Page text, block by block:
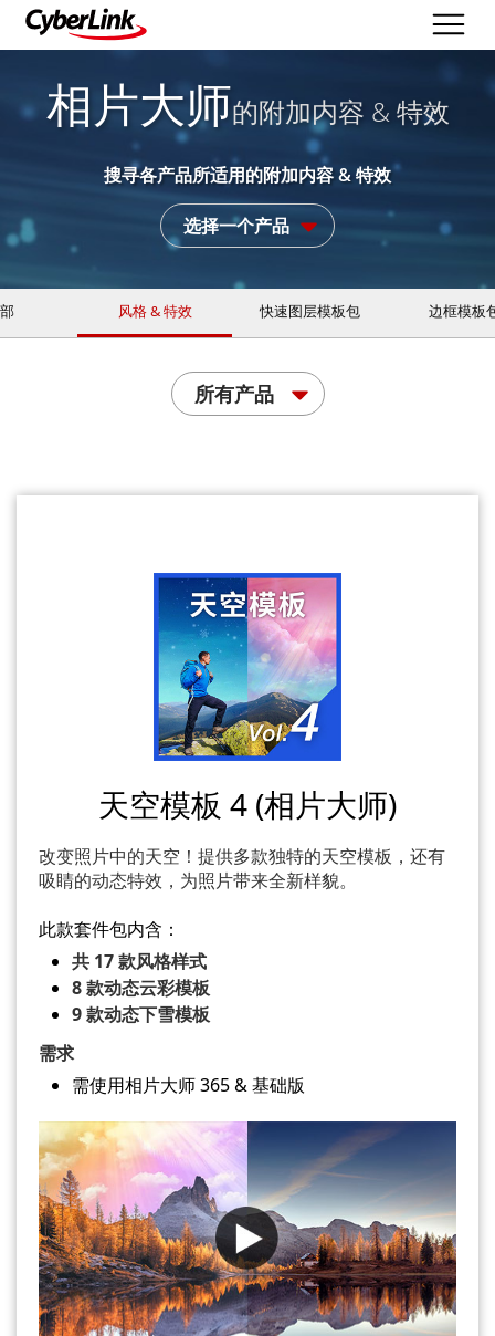
相片大师的附加内容 & 特效
搜寻各产品所适用的附加内容 & 特效
选择一个产品
风格 & 特效 快速图层模板包 边框模板
所有产品
天空模板 4 (相片大师)
改变照片中的天空！提供多款独特的天空模板，还有
吸睛的动态特效，为照片带来全新样貌。
此款套件包内含：
共 17 款风格样式
8 款动态云彩模板
9 款动态下雪模板
需求
需使用相片大师 365 & 基础版